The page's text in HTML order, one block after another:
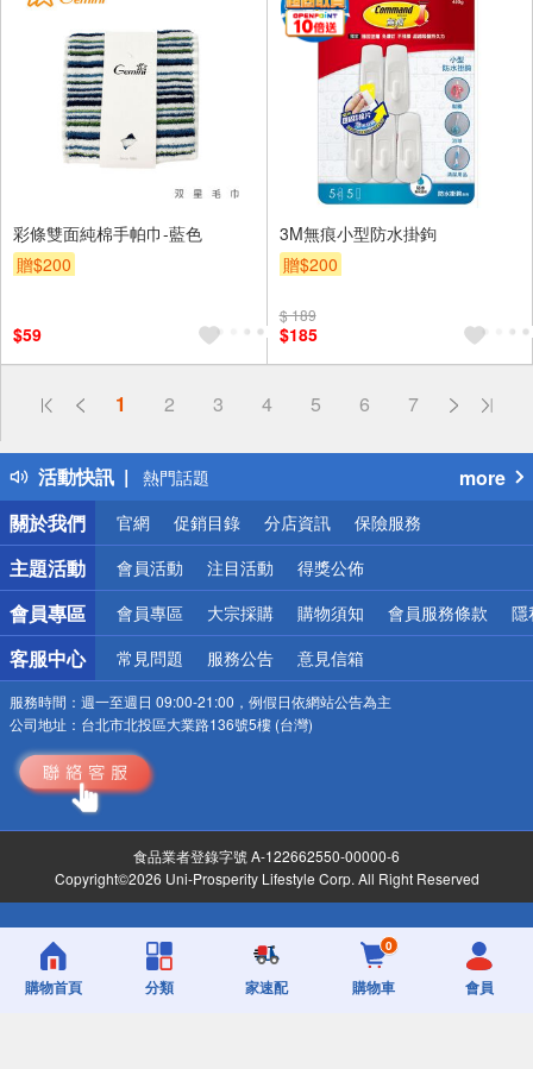
彩條雙面純棉手帕巾-藍色
贈$200
$59
3M無痕小型防水掛鉤
贈$200
$ 189
$185
1 2 3 4 5 6 7
活動快訊
偏遠地區配送
得獎公告
熱門話題
銀行優惠
偏遠地區配送
詐騙網頁！請小心！
more
關於我們
官網 促銷目錄 分店資訊 保險服務
主題活動 會員活動 注目活動 得獎公佈
會員專區 會員專區 大宗採購 購物須知 會員服務條款 隱
客服中心 常見問題 服務公告 意見信箱
服務時間： 週一至週日 09:00-21:00，例假日依網站公告為主
公司地址： 台北市北投區大業路136號5樓 (台灣)
食品業者登錄字號 A-122662550-00000-6
Copyright©2026 Uni-Prosperity Lifestyle Corp. All Right Reserved
購物首頁 分類 家速配
0
購物車 會員